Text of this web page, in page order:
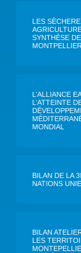
LES
SYNTHÈSE
L’ALLIANCE
L’ATTEINTE
MONDIAL
BILAN DE LA
NATIONS
BILAN
LES